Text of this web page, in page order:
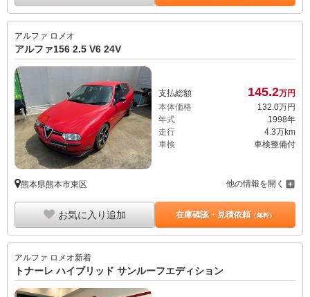
アルファ ロメオ
アルファ156 2.5 V6 24V
支払総額 145.2万円
本体価格
132.0万円
年式
1998年
走行
4.3万km
車検
車検整備付
熊本県熊本市東区 他の情報を開く
お気に入り追加 在庫確認・見積依頼（無料）
アルファ ロメオ新着
トナーレ ハイブリッド サンルーフエディション